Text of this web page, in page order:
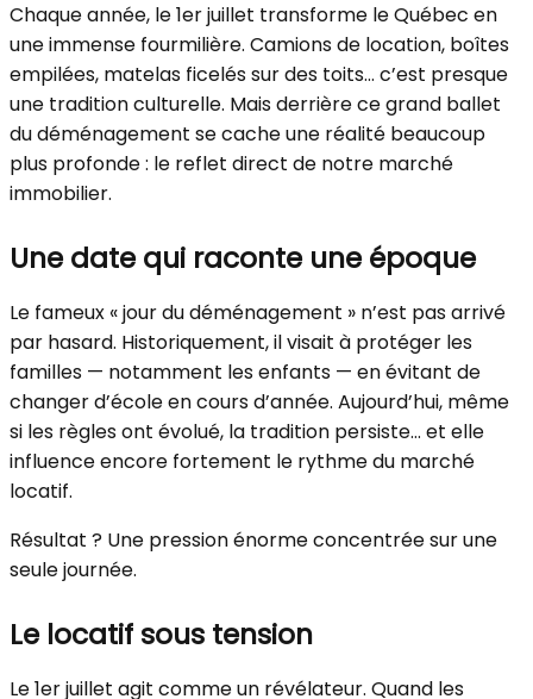
Chaque année, le 1er juillet transforme le Québec en
une immense fourmilière. Camions de location, boîtes
empilées, matelas ficelés sur des toits… c’est presque
une tradition culturelle. Mais derrière ce grand ballet
du déménagement se cache une réalité beaucoup
plus profonde : le reflet direct de notre marché
immobilier.
Une date qui raconte une époque
Le fameux « jour du déménagement » n’est pas arrivé
par hasard. Historiquement, il visait à protéger les
familles — notamment les enfants — en évitant de
changer d’école en cours d’année. Aujourd’hui, même
si les règles ont évolué, la tradition persiste… et elle
influence encore fortement le rythme du marché
locatif.
Résultat ? Une pression énorme concentrée sur une
seule journée.
Le locatif sous tension
Le 1er juillet agit comme un révélateur. Quand les